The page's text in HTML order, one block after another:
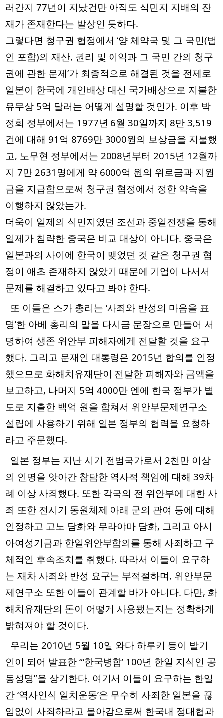
러간지 77년이 지났건만 아직도 식민지 지배의 잔
재가 존재한다는 발상인 듯하다.
그렇다면 청구권 협정에서 ‘양 체약국 및 그 국민(법
인 포함)의 재산, 권리 및 이익과 그 국민 간의 청구
권에 관한 문제’가 최종적으로 해결된 것을 전제로
일본이 한국에 개인배상 대신 국가배상으로 지불한
유무상 5억 달러는 어떻게 설명할 것인가. 이후 박
정희 정부에서는 1977년 6월 30일까지 8만 3,519
건에 대해 91억 8769만 3000원의 보상금을 지불했
고, 노무현 정부에서는 2008년부터 2015년 12월까
지 7만 2631명에게 약 6000억 원의 위로금과 지원
금을 지급함으로써 청구권 협정에서 정한 약속을
이행하지 않았는가.
더욱이 일제의 식민지였던 조선과 중일전쟁을 통해
일제가 침략한 중국은 비교 대상이 아니다. 중국은
일본과의 사이에 한국이 맺었던 것 같은 청구권 협
정이 애초 존재하지 않았기 때문에 기업이 나서서
문제를 해결하고 있다고 봐야 한다.
명’한 아베 총리의 말을 다시금 문장으로 만들어 서
명하여 생존 위안부 피해자에게 전달할 것을 요구
했다. 그리고 문재인 대통령은 2015년 합의를 인정
했으므로 화해치유재단이 전달한 피해자와 금액을
보고하고, 나머지 5억 4000만 엔에 한국 정부가 별
도로 지출한 백억 원을 합쳐서 위안부문제연구소
설립에 사용하기 위해 일본 정부의 협력을 요청하
라고 주문했다.
의 인명을 앗아간 참담한 역사적 책임에 대해 39차
례 이상 사죄했다. 또한 각국의 전 위안부에 대한 사
죄 또한 전시기 동원체제 아래 군의 관여 등에 대해
인정하고 고노 담화와 무라야마 담화, 그리고 아시
아여성기금과 한일위안부합의를 통해 사죄하고 구
체적인 후속조치를 취했다. 따라서 이들이 요구하
는 재차 사죄와 반성 요구는 부적절하며, 위안부문
제연구소 또한 이들이 관계할 바가 아니다. 다만, 화
해치유재단의 돈이 어떻게 사용됐는지는 정확하게
밝혀져야 할 것이다.
인이 되어 발표한 “‘한국병합’ 100년 한일 지식인 공
동성명”을 상기한다. 여기서 이들이 요구하는 한일
간 ‘역사인식 일치운동’은 무수히 사죄한 일본을 끊
임없이 사죄하라고 몰아감으로써 한국내 정대협과